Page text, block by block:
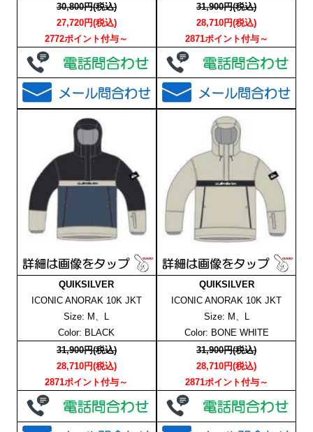
30,800円(税込)
27,720円(税込)
2772ポイント付与～
31,900円(税込)
28,710円(税込)
2871ポイント付与～
QUIKSILVER
ICONIC ANORAK 10K JKT
Size: M、L
Color: BLACK
31,900円(税込)
28,710円(税込)
2871ポイント付与～
QUIKSILVER
ICONIC ANORAK 10K JKT
Size: M、L
Color: BONE WHITE
31,900円(税込)
28,710円(税込)
2871ポイント付与～